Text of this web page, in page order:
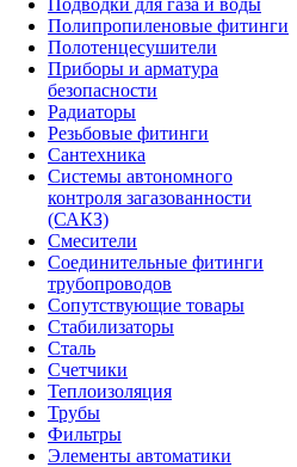
Полипропиленовые фитинги
Полотенцесушители
Приборы и арматура
безопасности
Радиаторы
Резьбовые фитинги
Сантехника
Системы автономного
контроля загазованности
(САКЗ)
Смесители
Соединительные фитинги
трубопроводов
Сопутствующие товары
Стабилизаторы
Сталь
Счетчики
Теплоизоляция
Трубы
Фильтры
Элементы автоматики